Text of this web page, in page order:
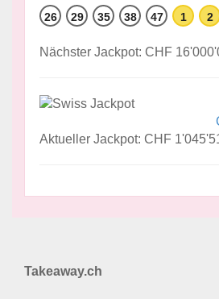
26 29 35 38 47 1 2
Nächster Jackpot: CHF
Aktueller Jackpot: CHF
Takeaway.ch